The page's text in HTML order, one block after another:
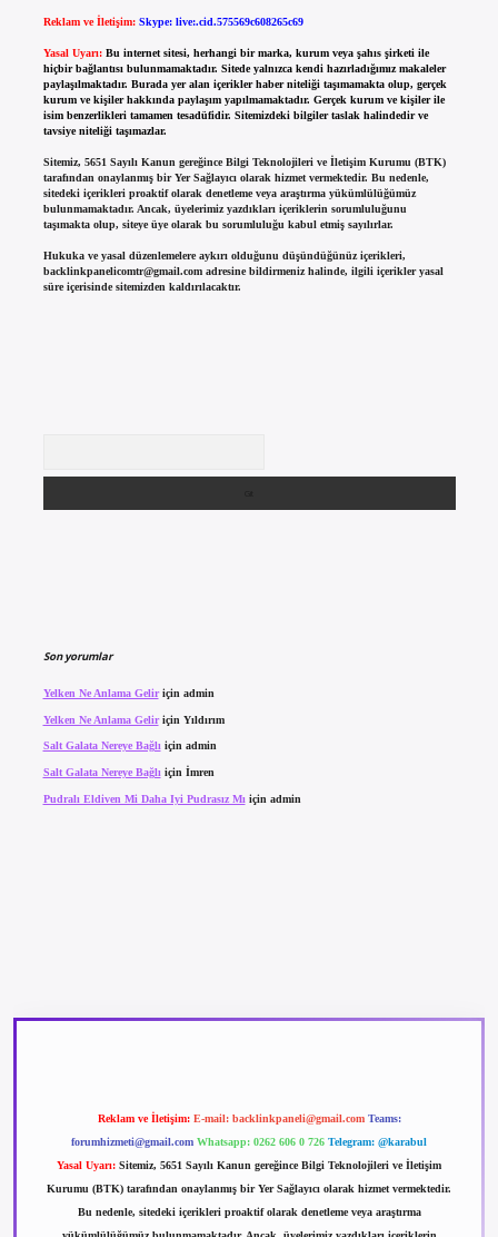
Reklam ve İletişim: Skype: live:.cid.575569c608265c69
Yasal Uyarı: Bu internet sitesi, herhangi bir marka, kurum veya şahıs şirketi ile
hiçbir bağlantısı bulunmamaktadır. Sitede yalnızca kendi hazırladığımız makaleler
paylaşılmaktadır. Burada yer alan içerikler haber niteliği taşımamakta olup, gerçek
kurum ve kişiler hakkında paylaşım yapılmamaktadır. Gerçek kurum ve kişiler ile
isim benzerlikleri tamamen tesadüfidir. Sitemizdeki bilgiler taslak halindedir ve
tavsiye niteliği taşımazlar.
Sitemiz, 5651 Sayılı Kanun gereğince Bilgi Teknolojileri ve İletişim Kurumu (BTK)
tarafından onaylanmış bir Yer Sağlayıcı olarak hizmet vermektedir. Bu nedenle,
sitedeki içerikleri proaktif olarak denetleme veya araştırma yükümlülüğümüz
bulunmamaktadır. Ancak, üyelerimiz yazdıkları içeriklerin sorumluluğunu
taşımakta olup, siteye üye olarak bu sorumluluğu kabul etmiş sayılırlar.
Hukuka ve yasal düzenlemelere aykırı olduğunu düşündüğünüz içerikleri,
backlinkpanelicomtr@gmail.comadresine bildirmeniz halinde, ilgili içerikler yasal
süre içerisinde sitemizden kaldırılacaktır.
Son yorumlar
Yelken Ne Anlama Geliriçin admin
Yelken Ne Anlama Geliriçin Yıldırım
Salt Galata Nereye Bağlıiçin admin
Salt Galata Nereye Bağlı için İmren
Pudralı Eldiven Mi Daha Iyi Pudrasız Mı için admin
Reklam ve İletişim: E-mail: backlinkpaneli@gmail.com Teams:
forumhizmeti@gmail.com Whatsapp: 0262 606 0 726 Telegram: @karabul
Yasal Uyarı: Sitemiz, 5651 Sayılı Kanun gereğince Bilgi Teknolojileri ve İletişim
Kurumu (BTK) tarafından onaylanmış bir Yer Sağlayıcı olarak hizmet vermektedir.
Bu nedenle, sitedeki içerikleri proaktif olarak denetleme veya araştırma